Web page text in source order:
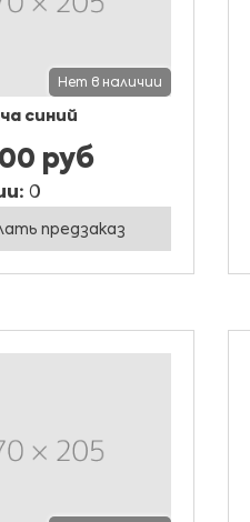
Нет в наличии
синий
руб
0
предзаказ